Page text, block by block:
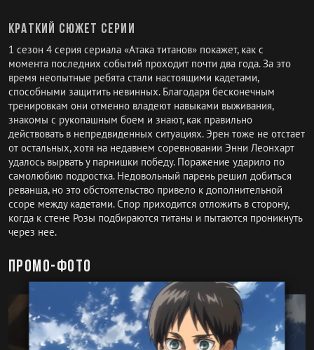
Краткий сюжет серии
1 сезон 4 серия сериала «Атака титанов» покажет, как с
момента последних событий проходит почти два года. За это
время неопытные ребята стали настоящими кадетами,
способными защитить невинных. Благодаря бесконечным
тренировкам они отменно владеют навыками выживания,
знакомы с рукопашным боем и знают, как правильно
действовать в непредвиденных ситуациях. Эрен тоже не отстает
от остальных, хотя на недавнем соревновании Энни Леонхарт
удалось вырвать у парнишки победу. Поражение ударило по
самолюбию подростка. Недовольный парень решил добиться
реванша, но это обстоятельство привело к дополнительной
ссоре между кадетами. Спор приходится отложить в сторону,
когда к стене Розы подбираются титаны и пытаются проникнуть
через нее.
Промо-фото